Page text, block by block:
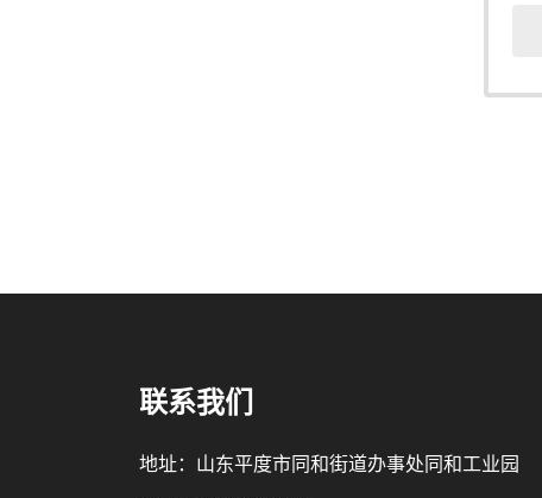
联系我们
地址：山东平度市同和街道办事处同和工业园